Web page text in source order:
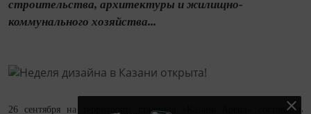
строительства, архитектуры и жилищно-
коммунального хозяйства...
26 сентября на территории стадиона «Казань Арена» состоялось